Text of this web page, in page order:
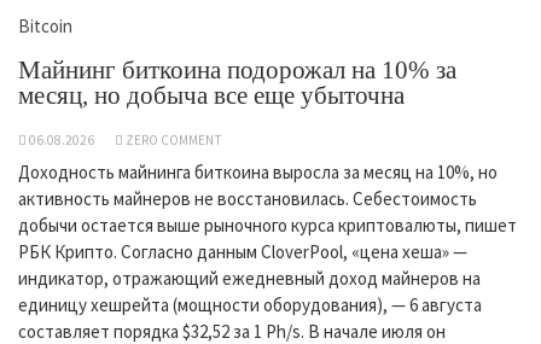
Bitcoin
Майнинг биткоина подорожал на 10% за
месяц, но добыча все еще убыточна
06.08.2026 ZERO COMMENT
Доходность майнинга биткоина выросла за месяц на 10%, но
активность майнеров не восстановилась. Себестоимость
добычи остается выше рыночного курса криптовалюты, пишет
РБК Крипто. Согласно данным CloverPool, «цена хеша» —
индикатор, отражающий ежедневный доход майнеров на
единицу хешрейта (мощности оборудования), — 6 августа
составляет порядка $32,52 за 1 Ph/s. В начале июля он